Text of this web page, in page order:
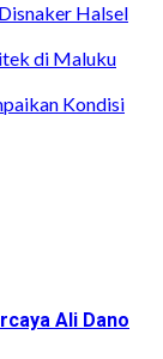
Disnaker Halsel
di Maluku
Kondisi
Ali Dano